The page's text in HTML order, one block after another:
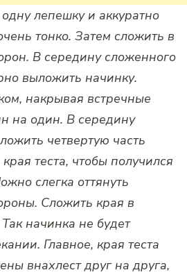
лепешку и аккуратно
тонко. Затем сложить в
В середину сложенного
выложить начинку.
накрывая встречные
на один. В середину
четвертую часть
теста, чтобы получился
слегка оттянуть
Сложить края в
начинка не будет
Главное, края теста
внахлест друг на друга,